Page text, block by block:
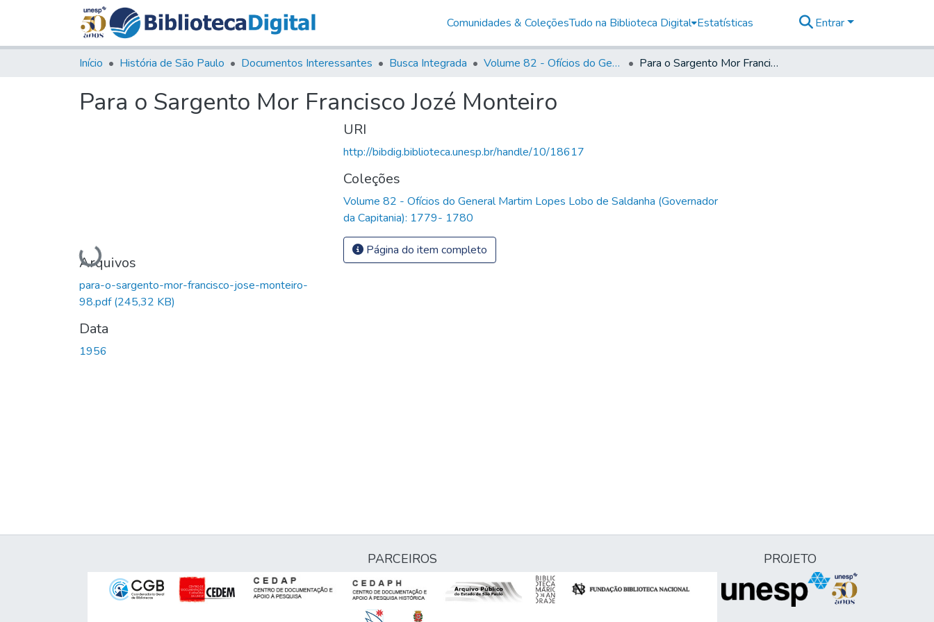
Comunidades & ColeçõesTudo na Biblioteca Digital Estatísticas Entrar
Início História de São Paulo Documentos Interessantes Busca Integrada Volume 82 - Ofícios do General Martim Lopes Lobo de Saldanha (Governador da Capitania): 1779- 1780 Para o Sargento Mor Francisco Jozé Monteiro
Para o Sargento Mor Francisco Jozé Monteiro
Carregando...
Arquivos
para-o-sargento-mor-francisco-jose-monteiro-
98.pdf(245,32 KB)
Data
1956
URI
http://bibdig.biblioteca.unesp.br/handle/10/18617
Coleções
Volume 82 - Ofícios do General Martim Lopes Lobo de Saldanha (Governador
da Capitania): 1779- 1780
Página do item completo
PARCEIROS PROJETO